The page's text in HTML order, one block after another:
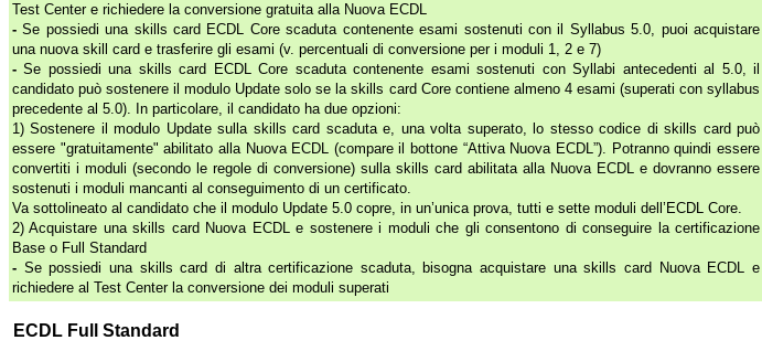
Test Center e richiedere la conversione gratuita alla Nuova ECDL
- Se possiedi una skills card ECDL Core scaduta contenente esami sostenuti con il Syllabus 5.0, puoi acquistare
una nuova skill card e trasferire gli esami (v. percentuali di conversione per i moduli 1, 2 e 7)
- Se possiedi una skills card ECDL Core scaduta contenente esami sostenuti con Syllabi antecedenti al 5.0, il
candidato può sostenere il modulo Update solo se la skills card Core contiene almeno 4 esami (superati con syllabus
precedente al 5.0). In particolare, il candidato ha due opzioni:
1) Sostenere il modulo Update sulla skills card scaduta e, una volta superato, lo stesso codice di skills card può
essere "gratuitamente" abilitato alla Nuova ECDL (compare il bottone “Attiva Nuova ECDL”). Potranno quindi essere
convertiti i moduli (secondo le regole di conversione) sulla skills card abilitata alla Nuova ECDL e dovranno essere
sostenuti i moduli mancanti al conseguimento di un certificato.
Va sottolineato al candidato che il modulo Update 5.0 copre, in un’unica prova, tutti e sette moduli dell’ECDL Core.
2) Acquistare una skills card Nuova ECDL e sostenere i moduli che gli consentono di conseguire la certificazione
Base o Full Standard
- Se possiedi una skills card di altra certificazione scaduta, bisogna acquistare una skills card Nuova ECDL e
richiedere al Test Center la conversione dei moduli superati
ECDL Full Standard